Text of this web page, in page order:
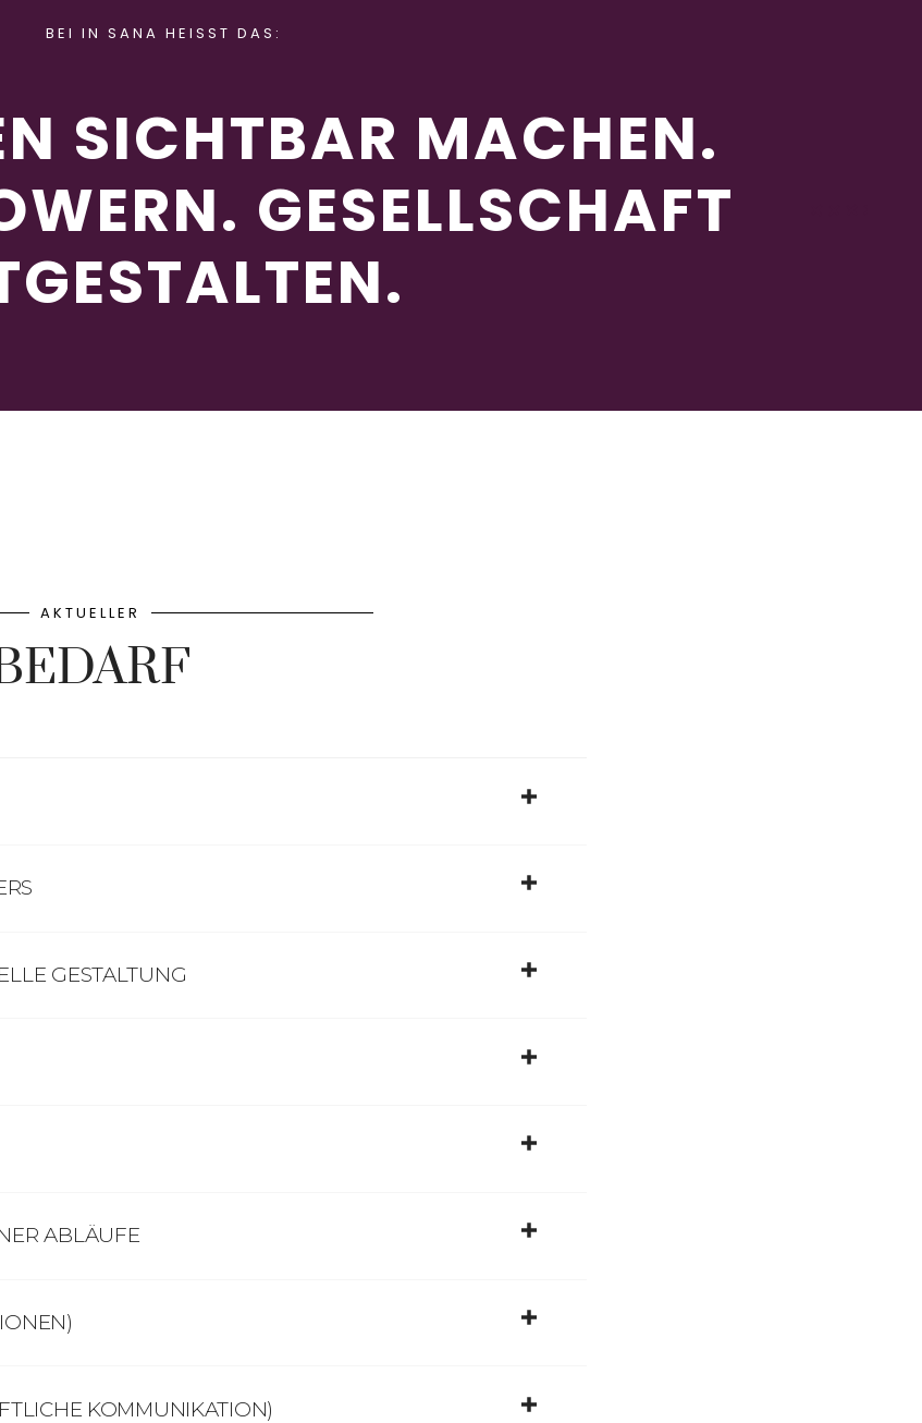
BEI IN SANA HEISST DAS:
SICHTBAR MACHEN.
GESELLSCHAFT
AKTUELLER
GESTALTUNG
ABLÄUFE
KOMMUNIKATION)